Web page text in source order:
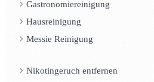
Gastronomiereinigung
Hausreinigung
Messie Reinigung
Nikotingeruch entfernen